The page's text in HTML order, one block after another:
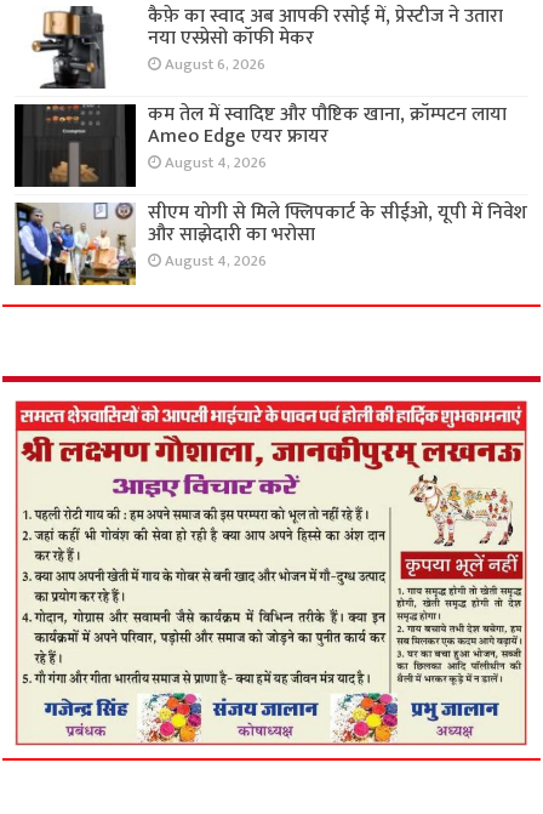
कैफ़े का स्वाद अब आपकी रसोई में, प्रेस्टीज ने उतारा
नया एस्प्रेसो कॉफी मेकर
August 6, 2026
कम तेल में स्वादिष्ट और पौष्टिक खाना, क्रॉम्पटन लाया
Ameo Edge एयर फ्रायर
August 4, 2026
सीएम योगी से मिले फ्लिपकार्ट के सीईओ, यूपी में निवेश
और साझेदारी का भरोसा
August 4, 2026